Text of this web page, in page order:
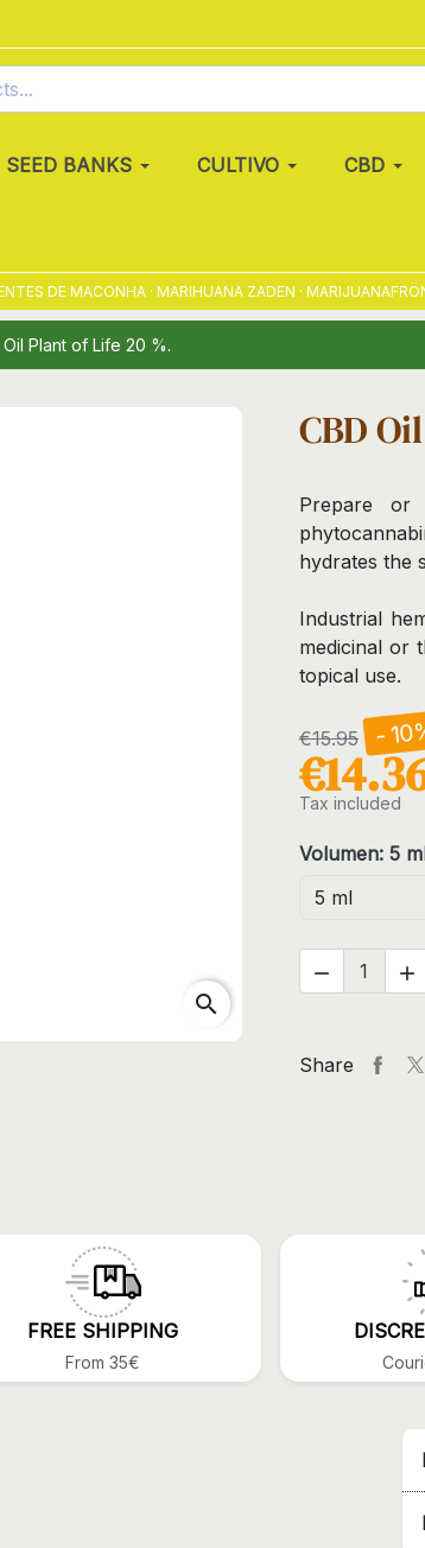
SEED BANKS CULTIVO CBD
MACONHA · MARIHUANA ZADEN ·
Oil Plant of Life 20 %.
search
CBD
Prepare or
hydrates the
Industrial
medicinal or
topical use.
€15.95 -
Tax included
Volumen: 5
 
Share
FREE SHIPPING
From 35€